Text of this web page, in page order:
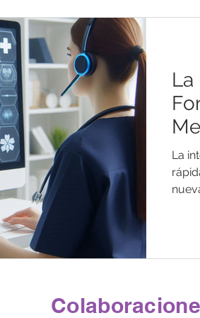
TRABAJO SALUD MENTAL -
2024
La
La